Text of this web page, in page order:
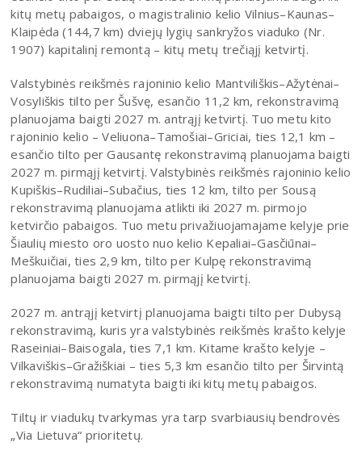
kitų metų pabaigos, o magistralinio kelio Vilnius–Kaunas–
Klaipėda (144,7 km) dviejų lygių sankryžos viaduko (Nr.
1907) kapitalinį remontą – kitų metų trečiąjį ketvirtį.
Valstybinės reikšmės rajoninio kelio Mantviliškis–Ažytėnai–
Vosyliškis tilto per Šušvę, esančio 11,2 km, rekonstravimą
planuojama baigti 2027 m. antrąjį ketvirtį. Tuo metu kito
rajoninio kelio – Veliuona–Tamošiai–Griciai, ties 12,1 km –
esančio tilto per Gausantę rekonstravimą planuojama baigti
2027 m. pirmąjį ketvirtį. Valstybinės reikšmės rajoninio kelio
Kupiškis–Rudiliai–Subačius, ties 12 km, tilto per Sousą
rekonstravimą planuojama atlikti iki 2027 m. pirmojo
ketvirčio pabaigos. Tuo metu privažiuojamajame kelyje prie
Šiaulių miesto oro uosto nuo kelio Kepaliai–Gasčiūnai–
Meškuičiai, ties 2,9 km, tilto per Kulpę rekonstravimą
planuojama baigti 2027 m. pirmąjį ketvirtį.
2027 m. antrąjį ketvirtį planuojama baigti tilto per Dubysą
rekonstravimą, kuris yra valstybinės reikšmės krašto kelyje
Raseiniai–Baisogala, ties 7,1 km. Kitame krašto kelyje –
Vilkaviškis–Gražiškiai – ties 5,3 km esančio tilto per Širvintą
rekonstravimą numatyta baigti iki kitų metų pabaigos.
Tiltų ir viadukų tvarkymas yra tarp svarbiausių bendrovės
„Via Lietuva“ prioritetų.